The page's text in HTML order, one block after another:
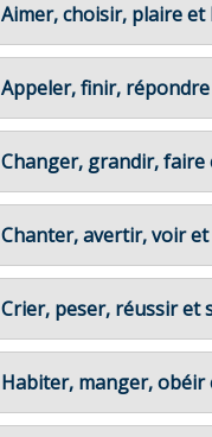
Aimer, choisir, plaire et
Appeler, finir,
Changer, grandir, faire
Chanter, avertir, voir
Crier, peser, réussir et
Habiter, manger, obéir